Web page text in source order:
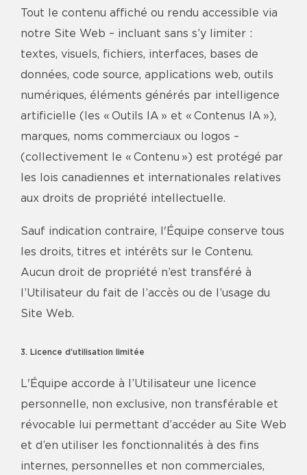
Tout le contenu affiché ou rendu accessible via
notre Site Web – incluant sans s’y limiter :
textes, visuels, fichiers, interfaces, bases de
données, code source, applications web, outils
numériques, éléments générés par intelligence
artificielle (les « Outils IA » et « Contenus IA »),
marques, noms commerciaux ou logos –
(collectivement le « Contenu ») est protégé par
les lois canadiennes et internationales relatives
aux droits de propriété intellectuelle.
Sauf indication contraire, l'Équipe conserve tous
les droits, titres et intérêts sur le Contenu.
Aucun droit de propriété n’est transféré à
l’Utilisateur du fait de l’accès ou de l’usage du
Site Web.
3. Licence d’utilisation limitée
L'Équipe accorde à l’Utilisateur une licence
personnelle, non exclusive, non transférable et
révocable lui permettant d’accéder au Site Web
et d’en utiliser les fonctionnalités à des fins
internes, personnelles et non commerciales,